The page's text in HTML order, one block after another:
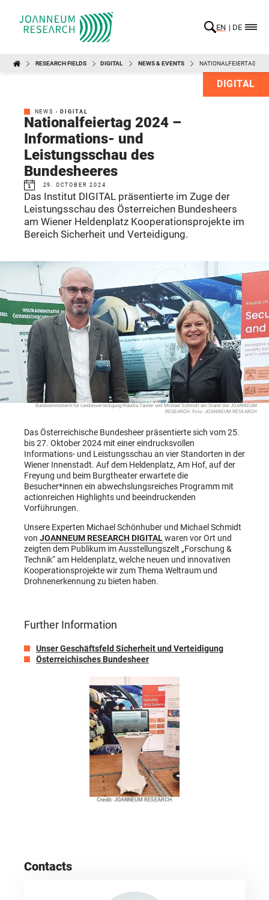
EN DE
RESEARCH FIELDS DIGITAL NEWS & EVENTS NATIONALFEIERTAG
DIGITAL
NEWS - DIGITAL
Nationalfeiertag 2024 –
Informations- und
Leistungsschau des
Bundesheeres
29. OCTOBER 2024
Das Institut DIGITAL präsentierte im Zuge der
Leistungsschau des Österreichen Bundesheers
am Wiener Heldenplatz Kooperationsprojekte im
Bereich Sicherheit und Verteidigung.
Bundesministerin für Landesverteidigung Klaudia Tanner und Michael Schmidt am Stand der JOANNEUM
RESEARCH. Foto: JOANNEUM RESEARCH
Das Österreichische Bundesheer präsentierte sich vom 25.
bis 27. Oktober 2024 mit einer eindrucksvollen
Informations- und Leistungsschau an vier Standorten in der
Wiener Innenstadt. Auf dem Heldenplatz, Am Hof, auf der
Freyung und beim Burgtheater erwartete die
Besucher*innen ein abwechslungsreiches Programm mit
actionreichen Highlights und beeindruckenden
Vorführungen.
Unsere Experten Michael Schönhuber und Michael Schmidt
von JOANNEUM RESEARCH DIGITALwaren vor Ort und
zeigten dem Publikum im Ausstellungszelt „Forschung &
Technik“ am Heldenplatz, welche neuen und innovativen
Kooperationsprojekte wir zum Thema Weltraum und
Drohnenerkennung zu bieten haben.
Further Information
Unser Geschäftsfeld Sicherheit und Verteidigung
Österreichisches Bundesheer
Credit: JOANNEUM RESEARCH
Contacts